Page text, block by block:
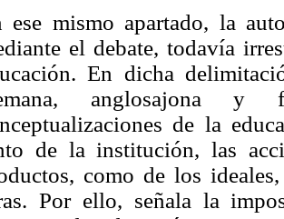
ese mismo apartado, la
el debate, todavía
En dicha
anglosajona y
de la
de la institución, las
como de los
Por ello, señala la